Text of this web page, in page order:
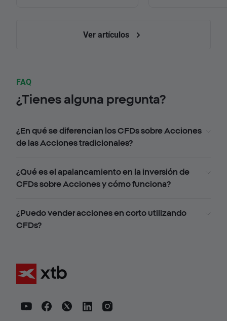
Ver artículos
FAQ
¿Tienes alguna pregunta?
¿En qué se diferencian los CFDs sobre Acciones
de las Acciones tradicionales?
¿Qué es el apalancamiento en la inversión de
CFDs sobre Acciones y cómo funciona?
¿Puedo vender acciones en corto utilizando
CFDs?